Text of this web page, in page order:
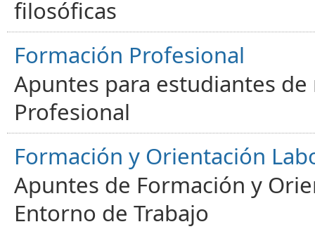
filosóficas
Formación Profesional
Apuntes para estudiantes
Profesional
Formación y Orientación
Apuntes de Formación y
Entorno de Trabajo